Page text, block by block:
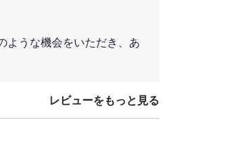
ような機会をいただき、あ
レビューをもっと見る